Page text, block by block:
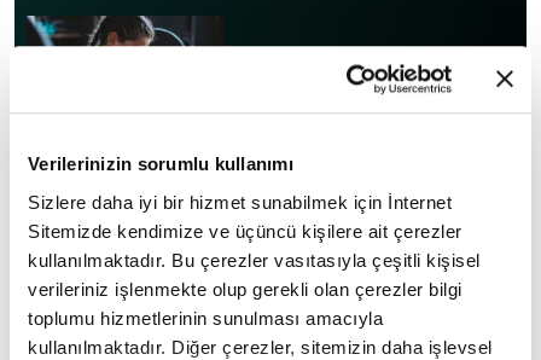
Verilerinizin sorumlu kullanımı
Sizlere daha iyi bir hizmet sunabilmek için İnternet
Sitemizde kendimize ve üçüncü kişilere ait çerezler
kullanılmaktadır. Bu çerezler vasıtasıyla çeşitli kişisel
verileriniz işlenmekte olup gerekli olan çerezler bilgi
toplumu hizmetlerinin sunulması amacıyla
kullanılmaktadır. Diğer çerezler, sitemizin daha işlevsel
Haftada 2 gün spor yapmak
Zayıflama sürecini destekleyen
3 kolay hareket
Kaslar neden ertesi gün ağrır?